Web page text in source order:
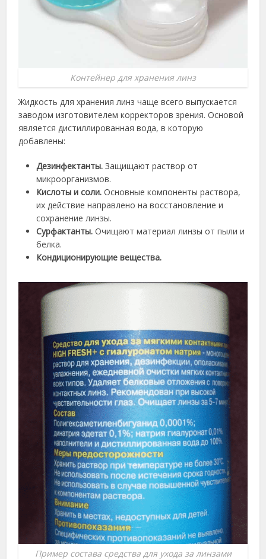
Контейнер для хранения линз
Жидкость для хранения линз чаще всего выпускается
заводом изготовителем корректоров зрения. Основой
является дистиллированная вода, в которую
добавлены:
Дезинфектанты. Защищают раствор от
микроорганизмов.
Кислоты и соли. Основные компоненты раствора,
их действие направлено на восстановление и
сохранение линзы.
Сурфактанты. Очищают материал линзы от пыли и
белка.
Кондиционирующие вещества.
Пример состава средства для ухода за линзами